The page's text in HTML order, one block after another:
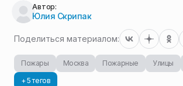
Автор:
Юлия Скрипак
Поделиться материалом:
Пожары Москва Пожарные Улицы
+ 5 тегов